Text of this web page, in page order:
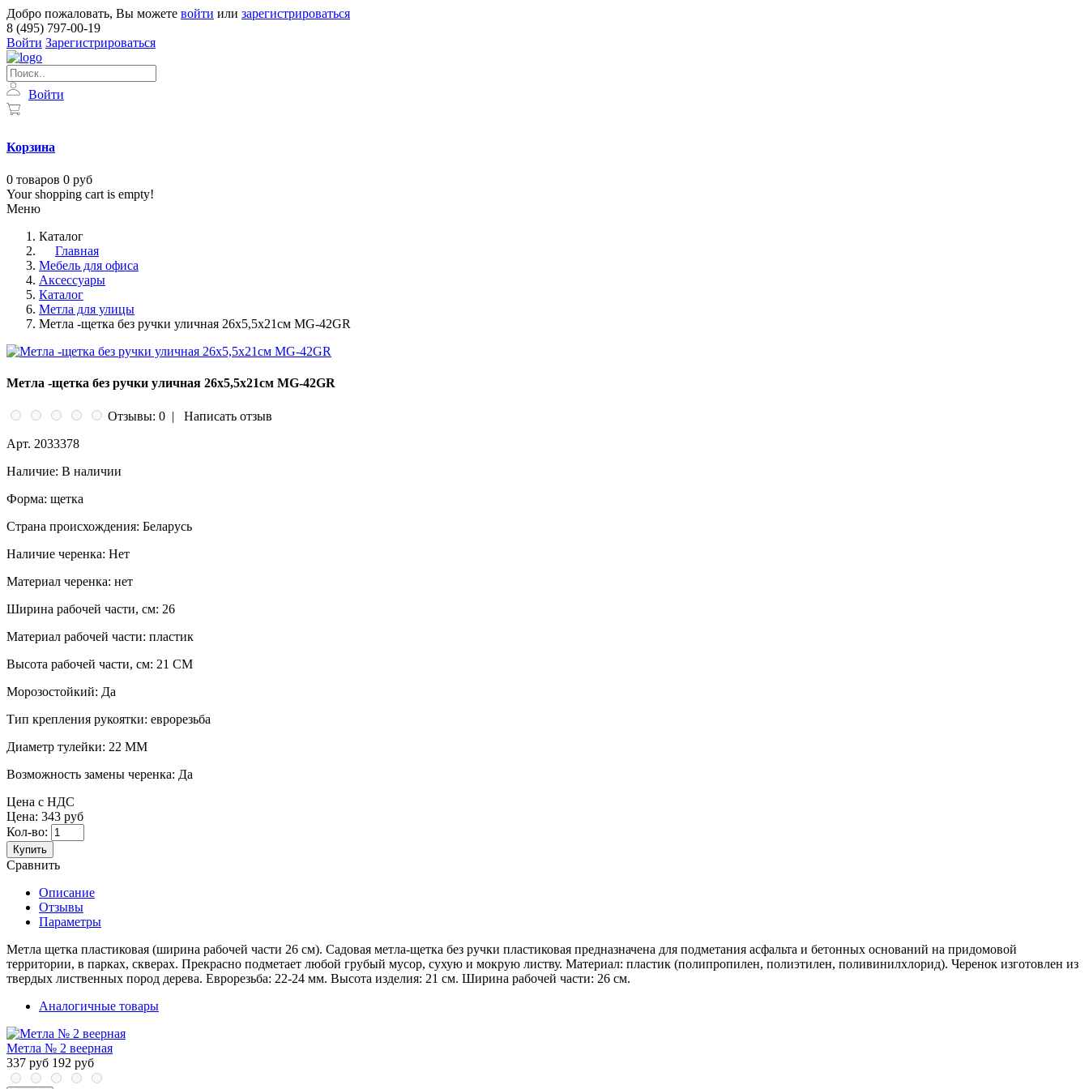
Добро пожаловать, Вы можете войти или зарегистрироваться
8 (495) 797-00-19
Войти Зарегистрироваться
Войти
Корзина
0 товаров 0 руб
Your shopping cart is empty!
Меню
Каталог
Главная
Мебель для офиса
Аксессуары
Каталог
Метла для улицы
Метла -щетка без ручки уличная 26х5,5х21см MG-42GR
Метла -щетка без ручки уличная 26х5,5х21см MG-42GR
Отзывы: 0 |
Написать отзыв
Арт. 2033378
Наличие: В наличии
Форма: щетка
Страна происхождения: Беларусь
Наличие черенка: Нет
Материал черенка: нет
Ширина рабочей части, см: 26
Материал рабочей части: пластик
Высота рабочей части, см: 21 СМ
Морозостойкий: Да
Тип крепления рукоятки: еврорезьба
Диаметр тулейки: 22 ММ
Возможность замены черенка: Да
Цена с НДС
Цена: 343 руб
Кол-во:
Купить
Сравнить
Описание
Отзывы
Параметры
Метла щетка пластиковая (ширина рабочей части 26 см). Садовая метла-щетка без ручки пластиковая предназначена для подметания асфальта и бетонных оснований на придомовой
территории, в парках, скверах. Прекрасно подметает любой грубый мусор, сухую и мокрую листву. Материал: пластик (полипропилен, полиэтилен, поливинилхлорид). Черенок изготовлен из
твердых лиственных пород дерева. Еврорезьба: 22-24 мм. Высота изделия: 21 см. Ширина рабочей части: 26 см.
Аналогичные товары
Метла № 2 веерная
337 руб 192 руб